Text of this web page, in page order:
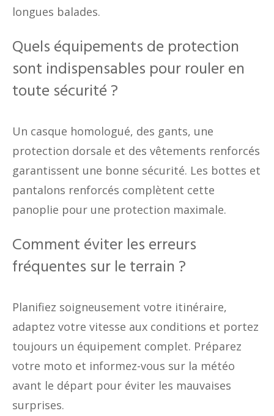
longues balades.
Quels équipements de protection
sont indispensables pour rouler en
toute sécurité ?
Un casque homologué, des gants, une
protection dorsale et des vêtements renforcés
garantissent une bonne sécurité. Les bottes et
pantalons renforcés complètent cette
panoplie pour une protection maximale.
Comment éviter les erreurs
fréquentes sur le terrain ?
Planifiez soigneusement votre itinéraire,
adaptez votre vitesse aux conditions et portez
toujours un équipement complet. Préparez
votre moto et informez-vous sur la météo
avant le départ pour éviter les mauvaises
surprises.